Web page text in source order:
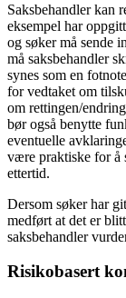
Saksbehandler kan
eksempel har
og søker må sende
må saksbehandler
synes som en
for vedtaket om
om rettingen/
bør også benytte
eventuelle
være praktiske for å
ettertid.
Dersom søker har
medført at det er
saksbehandler
Risikobasert